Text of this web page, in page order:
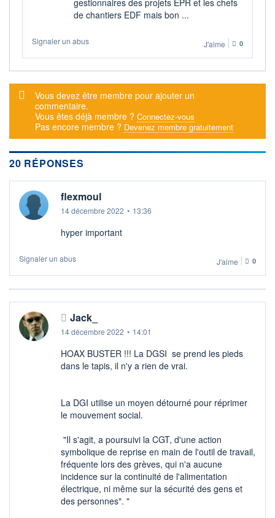
DATE
PROCHAIN
ÉLIGIBILITÉ
SRD
Non éligible
Boursobank
+ ALERTE
de chantiers EDF mais bon ...
Signaler un abus J'aime 0
Message d'alerte
Vous devez être membre pour ajouter un
commentaire.
Vous êtes déjà membre ? Connectez-vous
Pas encore membre ? Devenez membre gratuitement
20 RÉPONSES
flexmoul
14 décembre 2022 • 13:36
hyper important
Signaler un abus J'aime 0
Jack_
14 décembre 2022 • 14:01
HOAX BUSTER !!! La DGSI se prend les pieds
dans le tapis, il n'y a rien de vrai.
La DGI utilise un moyen détourné pour réprimer
le mouvement social.
"Il s'agit, a poursuivi la CGT, d'une action
symbolique de reprise en main de l'outil de travail,
fréquente lors des grèves, qui n'a aucune
incidence sur la continuité de l'alimentation
électrique, ni même sur la sécurité des gens et
des personnes". "